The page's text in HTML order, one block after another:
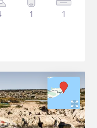
1 1